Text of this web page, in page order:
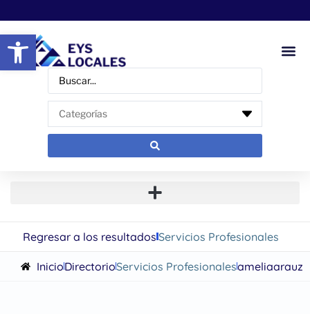
Abrir barra de herramientas
Regresar a los resultadosServicios Profesionales
InicioDirectorioServicios Profesionalesameliaarauz